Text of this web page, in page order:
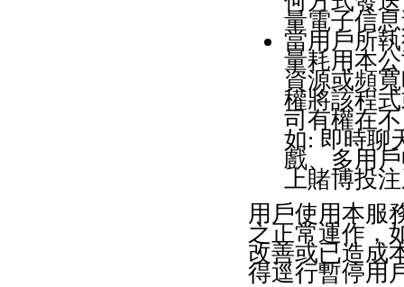
量電子信
當用戶所
量耗用本
資源或頻
權將該程
司有權在
如: 即時聊
戲、多用
上賭博投
用戶使用本服
之正常運作，
改善或已造成
得逕行暫停用